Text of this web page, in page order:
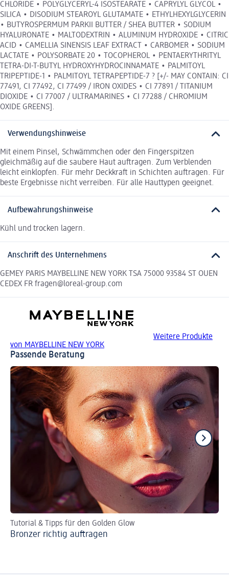
CHLORIDE • POLYGLYCERYL-4 ISOSTEARATE • CAPRYLYL GLYCOL •
SILICA • DISODIUM STEAROYL GLUTAMATE • ETHYLHEXYLGLYCERIN
• BUTYROSPERMUM PARKII BUTTER / SHEA BUTTER • SODIUM
HYALURONATE • MALTODEXTRIN • ALUMINUM HYDROXIDE • CITRIC
ACID • CAMELLIA SINENSIS LEAF EXTRACT • CARBOMER • SODIUM
LACTATE • POLYSORBATE 20 • TOCOPHEROL • PENTAERYTHRITYL
TETRA-DI-T-BUTYL HYDROXYHYDROCINNAMATE • PALMITOYL
TRIPEPTIDE-1 • PALMITOYL TETRAPEPTIDE-7 ? [+/- MAY CONTAIN: CI
77491, CI 77492, CI 77499 / IRON OXIDES • CI 77891 / TITANIUM
DIOXIDE • CI 77007 / ULTRAMARINES • CI 77288 / CHROMIUM
OXIDE GREENS].
Verwendungshinweise
Mit einem Pinsel, Schwämmchen oder den Fingerspitzen
gleichmäßig auf die saubere Haut auftragen. Zum Verblenden
leicht einklopfen. Für mehr Deckkraft in Schichten auftragen. Für
beste Ergebnisse nicht verreiben. Für alle Hauttypen geeignet.
Aufbewahrungshinweise
Kühl und trocken lagern.
Anschrift des Unternehmens
GEMEY PARIS MAYBELLINE NEW YORK TSA 75000 93584 ST OUEN
CEDEX FR fragen@loreal-group.com
Weitere Produkte
von MAYBELLINE NEW YORK
Passende Beratung
Tutorial & Tipps für den Golden Glow
Bronzer richtig auftragen